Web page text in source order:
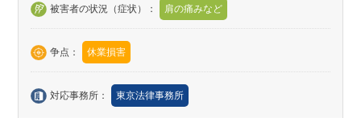
被害者の状況（症状）： 肩の痛みなど
争点： 休業損害
対応事務所： 東京法律事務所